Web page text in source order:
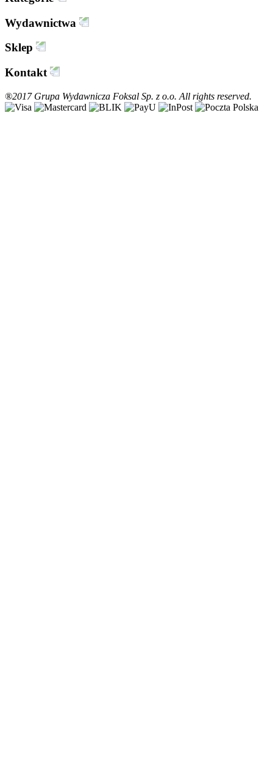
Wydawnictwa
Sklep
Kontakt
®2017 Grupa Wydawnicza Foksal Sp. z o.o. All rights reserved.